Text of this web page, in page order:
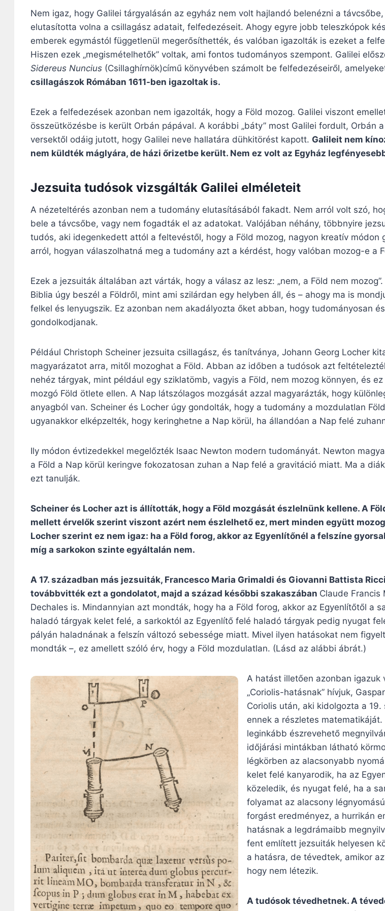
Nem igaz, hogy Galilei tárgyalásán az egyház nem volt hajlandó belenézni a
elutasította volna a csillagász adatait, felfedezéseit. Ahogy egyre jobb teleszkópok
emberek egymástól függetlenül megerősíthették, és valóban igazolták is ezeket a
Hiszen ezek „megismételhetők” voltak, ami fontos tudományos szempont. Galilei
Sidereus Nuncius (Csillaghírnök)című könyvében számolt be felfedezéseiről,
csillagászok Rómában 1611-ben igazoltak is.
Ezek a felfedezések azonban nem igazolták, hogy a Föld mozog. Galilei viszont
összeütközésbe is került Orbán pápával. A korábbi „báty” most Galilei fordult, Orbán
versektől odáig jutott, hogy Galilei neve hallatára dühkitörést kapott. Galileit nem
nem küldték máglyára, de házi őrizetbe került. Nem ez volt az Egyház
Jezsuita tudósok vizsgálták Galilei elméleteit
A nézeteltérés azonban nem a tudomány elutasításából fakadt. Nem arról volt szó,
bele a távcsőbe, vagy nem fogadták el az adatokat. Valójában néhány, többnyire
tudós, aki idegenkedett attól a feltevéstől, hogy a Föld mozog, nagyon kreatív módon
arról, hogyan válaszolhatná meg a tudomány azt a kérdést, hogy valóban mozog-e a
Ezek a jezsuiták általában azt várták, hogy a válasz az lesz: „nem, a Föld nem
Biblia úgy beszél a Földről, mint ami szilárdan egy helyben áll, és – ahogy ma is
felkel és lenyugszik. Ez azonban nem akadályozta őket abban, hogy tudományosan
gondolkodjanak.
Például Christoph Scheiner jezsuita csillagász, és tanítványa, Johann Georg Locher
magyarázatot arra, mitől mozoghat a Föld. Abban az időben a tudósok azt
nehéz tárgyak, mint például egy sziklatömb, vagyis a Föld, nem mozog könnyen, és
mozgó Föld ötlete ellen. A Nap látszólagos mozgását azzal magyarázták, hogy
anyagból van. Scheiner és Locher úgy gondolták, hogy a tudomány a mozdulatlan
ugyanakkor elképzelték, hogy keringhetne a Nap körül, ha állandóan a Nap felé
Ily módon évtizedekkel megelőzték Isaac Newton modern tudományát. Newton
a Föld a Nap körül keringve fokozatosan zuhan a Nap felé a gravitáció miatt. Ma a
ezt tanulják.
Scheiner és Locher azt is állították, hogy a Föld mozgását észlelnünk kellene. A
mellett érvelők szerint viszont azért nem észlelhető ez, mert minden együtt
Locher szerint ez nem igaz: ha a Föld forog, akkor az Egyenlítőnél a felszíne
míg a sarkokon szinte egyáltalán nem.
A 17. században más jezsuiták, Francesco Maria Grimaldi és Giovanni Battista
továbbvitték ezt a gondolatot, majd a század későbbi szakaszában Claude Francis
Dechales is. Mindannyian azt mondták, hogy ha a Föld forog, akkor az Egyenlítőtől a
haladó tárgyak kelet felé, a sarkoktól az Egyenlítő felé haladó tárgyak pedig nyugat
pályán haladnának a felszín változó sebessége miatt. Mivel ilyen hatásokat nem
mondták –, ez amellett szóló érv, hogy a Föld mozdulatlan. (Lásd az alábbi ábrát.)
A hatást illetően azonban igazuk
„Coriolis-hatásnak” hívjuk,
Coriolis után, aki kidolgozta a 19.
ennek a részletes matematikáját.
leginkább észrevehető
időjárási mintákban látható
légkörben az alacsonyabb
kelet felé kanyarodik, ha az
közeledik, és nyugat felé, ha a
folyamat az alacsony
forgást eredményez, a hurrikán
hatásnak a legdrámaibb
fent említett jezsuiták helyesen
a hatásra, de tévedtek, amikor
hogy nem létezik.
A tudósok tévedhetnek. A